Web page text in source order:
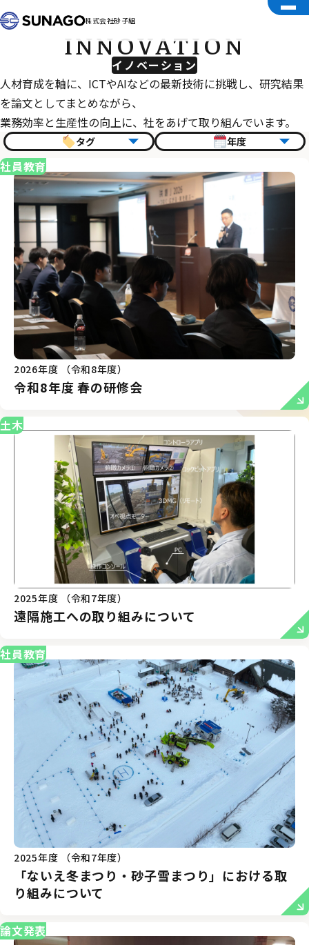
株式会社砂子組
イノベーション
INNOVATION
人材育成を軸に、ICTやAIなどの最新技術に挑戦し、研究結果
を論文としてまとめながら、
業務効率と生産性の向上に、社をあげて取り組んでいます。
タグ 年度
社員教育
2026年度 （令和8年度）
令和8年度 春の研修会
土木
2025年度 （令和7年度）
遠隔施工への取り組みについて
社員教育
2025年度 （令和7年度）
「ないえ冬まつり・砂子雪まつり」における取
り組みについて
論文発表